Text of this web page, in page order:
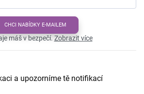
CHCI NABÍDKY E-MAILEM
máš v bezpečí.Zobrazit více
a upozorníme tě notifikací